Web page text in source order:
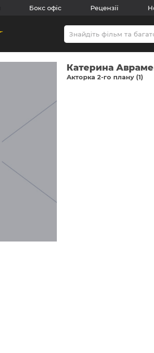
Бокс офіс Рецензії
Катерина
Акторка 2-го плану (1)